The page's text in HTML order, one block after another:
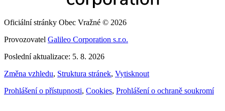
Oficiální stránky Obec Vražné © 2026
Provozovatel Galileo Corporation s.r.o.
Poslední aktualizace: 5. 8. 2026
Změna vzhledu, Struktura stránek, Vytisknout
Prohlášení o přístupnosti, Cookies, Prohlášení o ochraně soukromí